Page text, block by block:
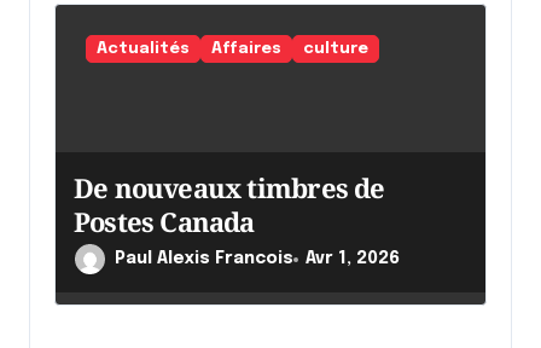
Actualités Affaires culture
De nouveaux timbres de
Postes Canada
Paul Alexis Francois Avr 1, 2026